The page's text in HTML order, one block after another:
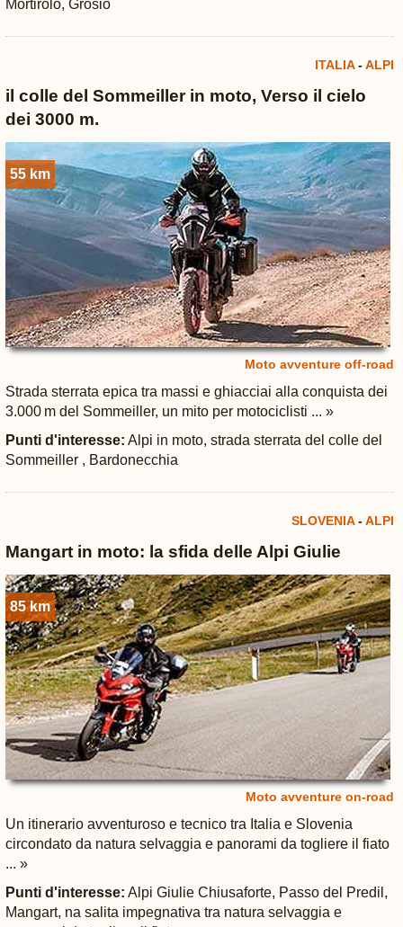
Mortirolo, Grosio
ITALIA-ALPI
il colle del Sommeiller in moto, Verso il cielo
dei 3000 m.
55 km
Moto avventure off-road
Strada sterrata epica tra massi e ghiacciai alla conquista dei
3.000 m del Sommeiller, un mito per motociclisti ... »
Punti d'interesse: Alpi in moto, strada sterrata del colle del
Sommeiller , Bardonecchia
SLOVENIA-ALPI
Mangart in moto: la sfida delle Alpi Giulie
85 km
Moto avventure on-road
Un itinerario avventuroso e tecnico tra Italia e Slovenia
circondato da natura selvaggia e panorami da togliere il fiato
... »
Punti d'interesse: Alpi Giulie Chiusaforte, Passo del Predil,
Mangart, na salita impegnativa tra natura selvaggia e